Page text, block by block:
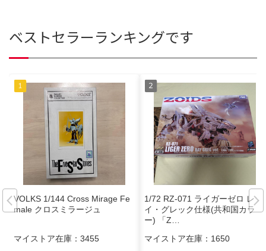
ベストセラーランキングです
VOLKS 1/144 Cross Mirage Fe
male クロスミラージュ
マイストア在庫： 3455
1/72 RZ-071 ライガーゼロ レ
イ・グレック仕様(共和国カラ
ー) 「Z…
マイストア在庫： 1650